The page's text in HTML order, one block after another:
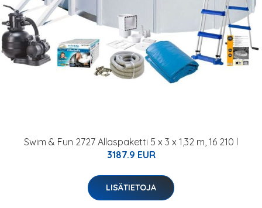
Swim & Fun 2727 Allaspaketti 5 x 3 x 1,32 m, 16 210 l
3187.9 EUR
LISÄTIETOJA